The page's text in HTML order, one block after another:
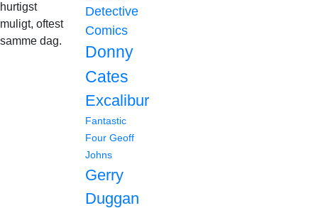
hurtigst
muligt, oftest
samme dag.
Detective
Comics
Donny
Cates
Excalibur
Fantastic
Four Geoff
Johns
Gerry
Duggan